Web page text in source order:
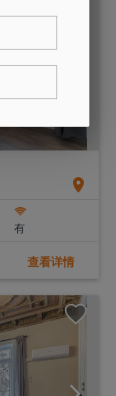
location_on
有
查看详情